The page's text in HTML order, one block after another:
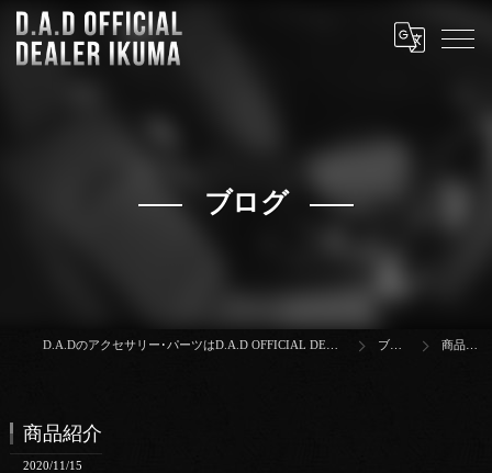
ブログ
D.A.Dのアクセサリー･パーツはD.A.D OFFICIAL DEALER IKUMA ブログ 商品紹介
商品紹介
2020/11/15